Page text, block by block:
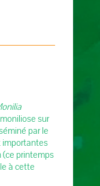
sur
par le
importantes
(ce printemps
à cette